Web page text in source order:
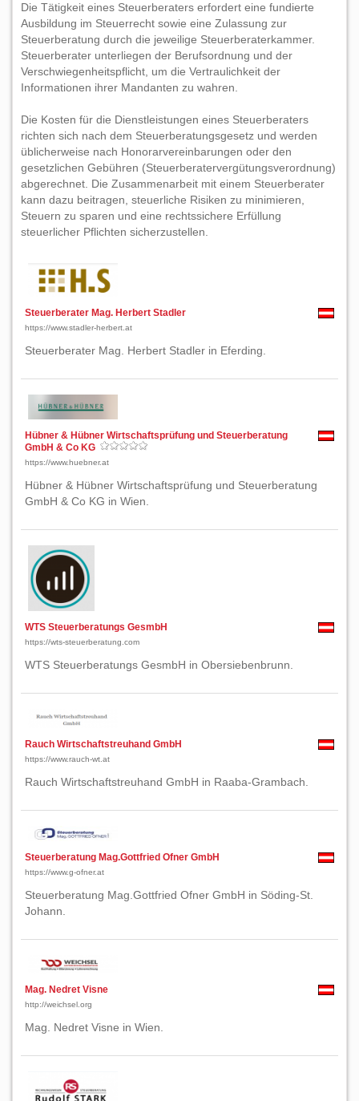
Die Tätigkeit eines Steuerberaters erfordert eine fundierte
Ausbildung im Steuerrecht sowie eine Zulassung zur
Steuerberatung durch die jeweilige Steuerberaterkammer.
Steuerberater unterliegen der Berufsordnung und der
Verschwiegenheitspflicht, um die Vertraulichkeit der
Informationen ihrer Mandanten zu wahren.
Die Kosten für die Dienstleistungen eines Steuerberaters
richten sich nach dem Steuerberatungsgesetz und werden
üblicherweise nach Honorarvereinbarungen oder den
gesetzlichen Gebühren (Steuerberatervergütungsverordnung)
abgerechnet. Die Zusammenarbeit mit einem Steuerberater
kann dazu beitragen, steuerliche Risiken zu minimieren,
Steuern zu sparen und eine rechtssichere Erfüllung
steuerlicher Pflichten sicherzustellen.
Steuerberater Mag. Herbert Stadler
https://www.stadler-herbert.at
Steuerberater Mag. Herbert Stadler in Eferding.
Hübner & Hübner Wirtschaftsprüfung und Steuerberatung
GmbH & Co KG
https://www.huebner.at
Hübner & Hübner Wirtschaftsprüfung und Steuerberatung
GmbH & Co KG in Wien.
WTS Steuerberatungs GesmbH
https://wts-steuerberatung.com
WTS Steuerberatungs GesmbH in Obersiebenbrunn.
Rauch Wirtschaftstreuhand GmbH
https://www.rauch-wt.at
Rauch Wirtschaftstreuhand GmbH in Raaba-Grambach.
Steuerberatung Mag.Gottfried Ofner GmbH
https://www.g-ofner.at
Steuerberatung Mag.Gottfried Ofner GmbH in Söding-St.
Johann.
Mag. Nedret Visne
http://weichsel.org
Mag. Nedret Visne in Wien.